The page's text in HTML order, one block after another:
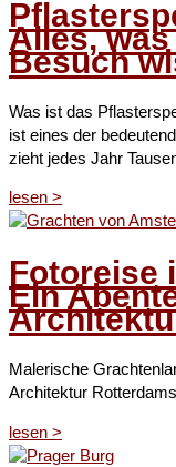
Alles,
Besuch
Was ist das
ist eines der
zieht jedes Jahr
lesen ˃
Fotoreise
Ein
Malerische
Architektur
lesen ˃